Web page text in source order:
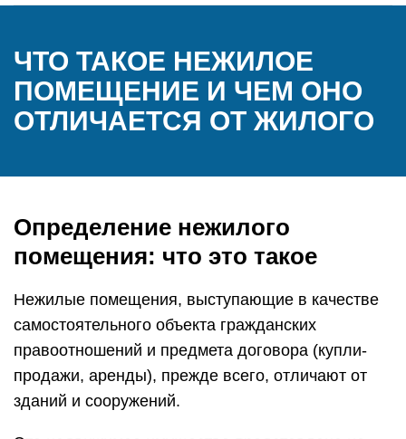
ЧТО ТАКОЕ НЕЖИЛОЕ
ПОМЕЩЕНИЕ И ЧЕМ ОНО
ОТЛИЧАЕТСЯ ОТ ЖИЛОГО
Определение нежилого
помещения: что это такое
Нежилые помещения, выступающие в качестве
самостоятельного объекта гражданских
правоотношений и предмета договора (купли-
продажи, аренды), прежде всего, отличают от
зданий и сооружений.